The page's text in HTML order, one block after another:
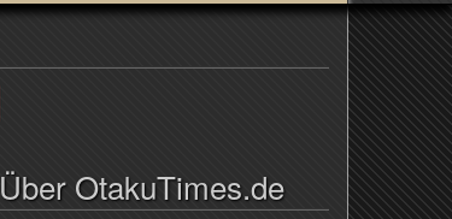
Über OtakuTimes.de